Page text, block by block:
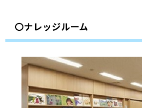
〇ナレッジルーム